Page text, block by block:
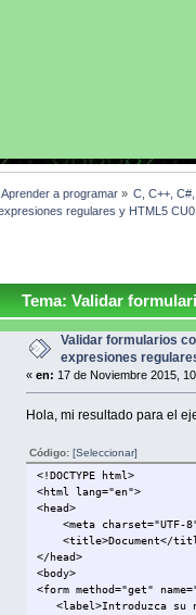
Aprender a programar» C, C++,
regulares y HTML5
Tema: Validar
Validar formularios
expresiones
« en: 17 de Noviembre 2015,
Hola, mi resultado para el
Código: [Seleccionar]
<!DOCTYPE html>
<html lang="en">
<head>
<meta charset="UTF-
<title>Document</
</head>
<body>
<form method="get"
<label>Introduzca su